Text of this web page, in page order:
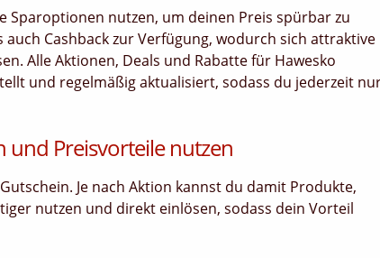
Sparoptionen nutzen, um deinen Preis spürbar zu
Cashback zur Verfügung, wodurch sich attraktive
Alle Aktionen, Deals und Rabatte für Hawesko
und regelmäßig aktualisiert, sodass du jederzeit
und Preisvorteile nutzen
Je nach Aktion kannst du damit Produkte,
nutzen und direkt einlösen, sodass dein Vorteil